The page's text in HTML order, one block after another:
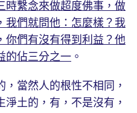
時繫念來做超度佛事，做
我們就問他：怎麼樣？我
你們有沒有得到利益？他
的佔三分之一 。
當然人的根性不相同，
土的，有，不是沒有，